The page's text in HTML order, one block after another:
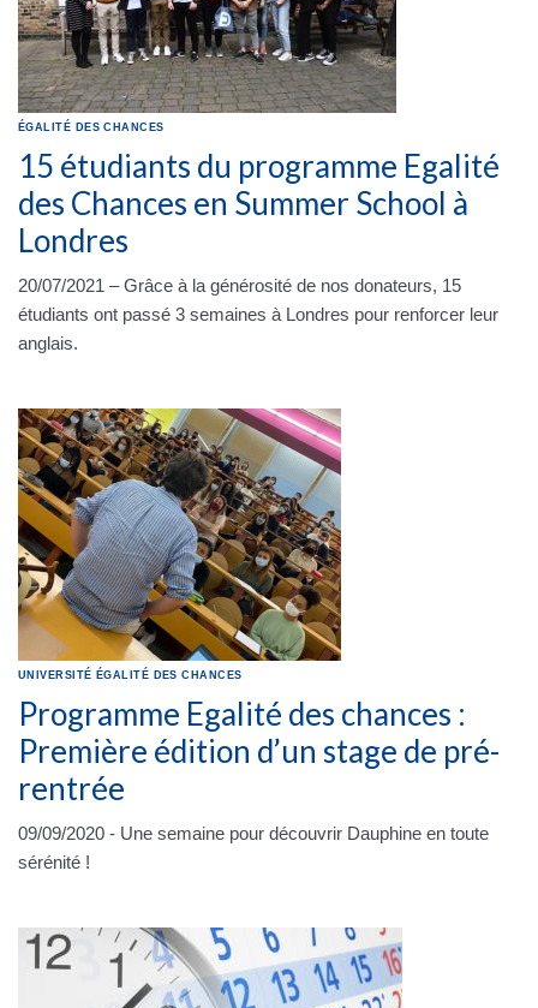
ÉGALITÉ DES CHANCES
15 étudiants du programme Egalité
des Chances en Summer School à
Londres
20/07/2021 – Grâce à la générosité de nos donateurs, 15
étudiants ont passé 3 semaines à Londres pour renforcer leur
anglais.
UNIVERSITÉ ÉGALITÉ DES CHANCES
Programme Egalité des chances :
Première édition d’un stage de pré-
rentrée
09/09/2020 - Une semaine pour découvrir Dauphine en toute
sérénité !